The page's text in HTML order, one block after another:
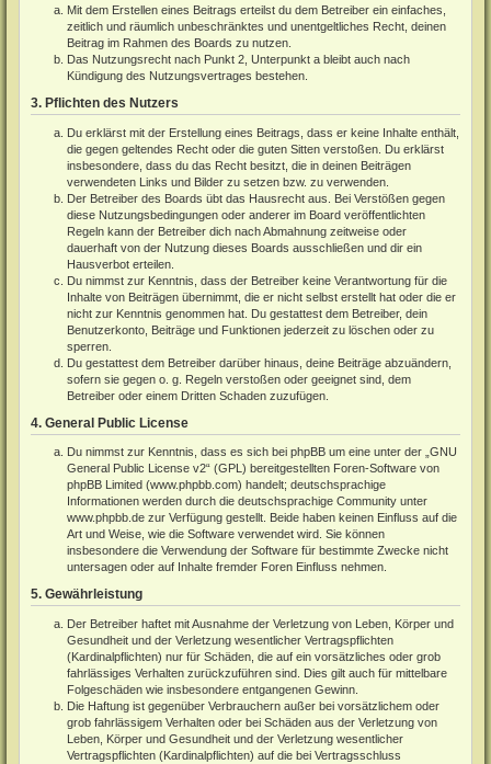
Mit dem Erstellen eines Beitrags erteilst du dem Betreiber ein einfaches,
zeitlich und räumlich unbeschränktes und unentgeltliches Recht, deinen
Beitrag im Rahmen des Boards zu nutzen.
Das Nutzungsrecht nach Punkt 2, Unterpunkt a bleibt auch nach
Kündigung des Nutzungsvertrages bestehen.
3. Pflichten des Nutzers
Du erklärst mit der Erstellung eines Beitrags, dass er keine Inhalte enthält,
die gegen geltendes Recht oder die guten Sitten verstoßen. Du erklärst
insbesondere, dass du das Recht besitzt, die in deinen Beiträgen
verwendeten Links und Bilder zu setzen bzw. zu verwenden.
Der Betreiber des Boards übt das Hausrecht aus. Bei Verstößen gegen
diese Nutzungsbedingungen oder anderer im Board veröffentlichten
Regeln kann der Betreiber dich nach Abmahnung zeitweise oder
dauerhaft von der Nutzung dieses Boards ausschließen und dir ein
Hausverbot erteilen.
Du nimmst zur Kenntnis, dass der Betreiber keine Verantwortung für die
Inhalte von Beiträgen übernimmt, die er nicht selbst erstellt hat oder die er
nicht zur Kenntnis genommen hat. Du gestattest dem Betreiber, dein
Benutzerkonto, Beiträge und Funktionen jederzeit zu löschen oder zu
sperren.
Du gestattest dem Betreiber darüber hinaus, deine Beiträge abzuändern,
sofern sie gegen o. g. Regeln verstoßen oder geeignet sind, dem
Betreiber oder einem Dritten Schaden zuzufügen.
4. General Public License
Du nimmst zur Kenntnis, dass es sich bei phpBB um eine unter der „GNU
General Public License v2“ (GPL) bereitgestellten Foren-Software von
phpBB Limited (www.phpbb.com) handelt; deutschsprachige
Informationen werden durch die deutschsprachige Community unter
www.phpbb.de zur Verfügung gestellt. Beide haben keinen Einfluss auf die
Art und Weise, wie die Software verwendet wird. Sie können
insbesondere die Verwendung der Software für bestimmte Zwecke nicht
untersagen oder auf Inhalte fremder Foren Einfluss nehmen.
5. Gewährleistung
Der Betreiber haftet mit Ausnahme der Verletzung von Leben, Körper und
Gesundheit und der Verletzung wesentlicher Vertragspflichten
(Kardinalpflichten) nur für Schäden, die auf ein vorsätzliches oder grob
fahrlässiges Verhalten zurückzuführen sind. Dies gilt auch für mittelbare
Folgeschäden wie insbesondere entgangenen Gewinn.
Die Haftung ist gegenüber Verbrauchern außer bei vorsätzlichem oder
grob fahrlässigem Verhalten oder bei Schäden aus der Verletzung von
Leben, Körper und Gesundheit und der Verletzung wesentlicher
Vertragspflichten (Kardinalpflichten) auf die bei Vertragsschluss